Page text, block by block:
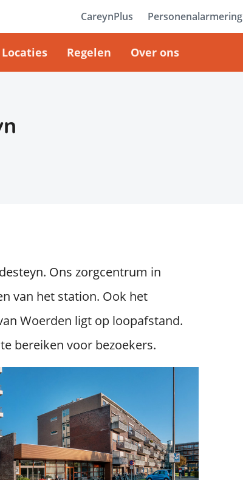
Locaties Regelen Over ons
CareynPlus Personenalarmering
Ons zorgcentrum in
van het station. Ook het
Woerden ligt op loopafstand.
bereiken voor bezoekers.